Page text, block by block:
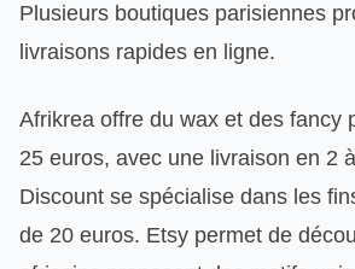
Plusieurs boutiques parisiennes
livraisons rapides en ligne.
Afrikrea offre du wax et des fancy
25 euros, avec une livraison en 2
Discount se spécialise dans les
de 20 euros. Etsy permet de